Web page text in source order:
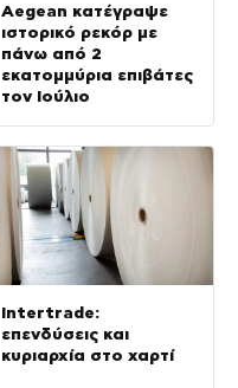
Aegean κατέγραψε
ιστορικό ρεκόρ με
πάνω από 2
εκατομμύρια επιβάτες
τον Ιούλιο
Intertrade:
επενδύσεις και
κυριαρχία στο χαρτί